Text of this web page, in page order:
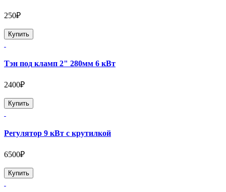
250₽
Купить
Тэн под кламп 2" 280мм 6 кВт
2400₽
Купить
Регулятор 9 кВт с крутилкой
6500₽
Купить